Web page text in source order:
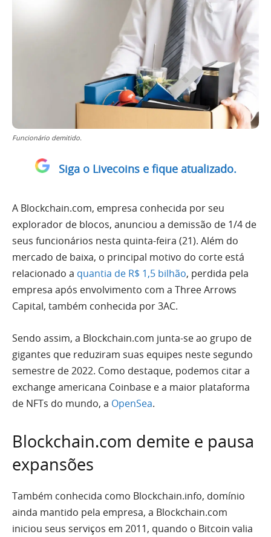
Funcionário demitido.
Siga o Livecoins e fique atualizado.
A Blockchain.com, empresa conhecida por seu
explorador de blocos, anunciou a demissão de 1/4 de
seus funcionários nesta quinta-feira (21). Além do
mercado de baixa, o principal motivo do corte está
relacionado a quantia de R$ 1,5 bilhão, perdida pela
empresa após envolvimento com a Three Arrows
Capital, também conhecida por 3AC.
Sendo assim, a Blockchain.com junta-se ao grupo de
gigantes que reduziram suas equipes neste segundo
semestre de 2022. Como destaque, podemos citar a
exchange americana Coinbase e a maior plataforma
de NFTs do mundo, a OpenSea.
Blockchain.com demite e pausa
expansões
Também conhecida como Blockchain.info, domínio
ainda mantido pela empresa, a Blockchain.com
iniciou seus serviços em 2011, quando o Bitcoin valia